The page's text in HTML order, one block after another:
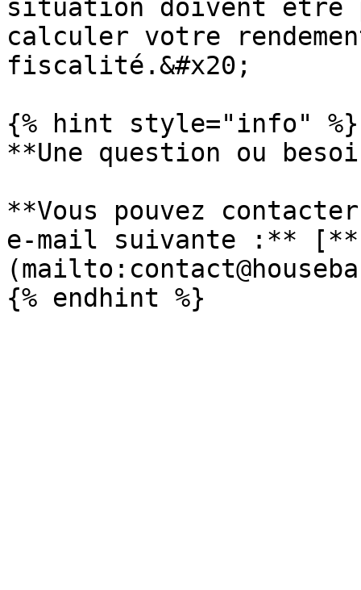
situation doivent être
calculer votre
fiscalité.&#x20;
{% hint style="info" %}
**Une question ou
**Vous pouvez
e-mail suivante :**